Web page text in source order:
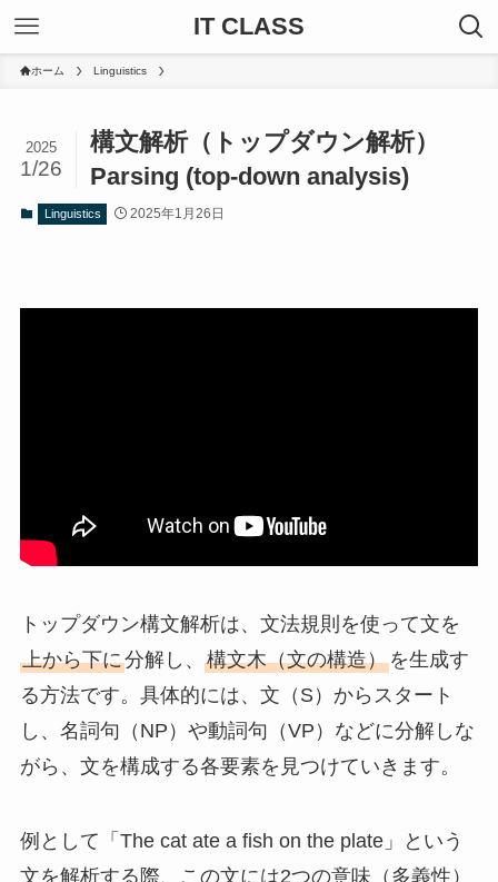
IT CLASS
ホーム Linguistics
構文解析（トップダウン解析）
Parsing (top-down analysis)
2025
1/26
Linguistics 2025年1月26日
トップダウン構文解析は、文法規則を使って文を
上から下に分解し、 構文木（文の構造）を生成す
る方法です。具体的には、文（S）からスタート
し、名詞句（NP）や動詞句（VP）などに分解しな
がら、文を構成する各要素を見つけていきます。
例として「The cat ate a fish on the plate」という
文を解析する際、この文には2つの意味（多義性）